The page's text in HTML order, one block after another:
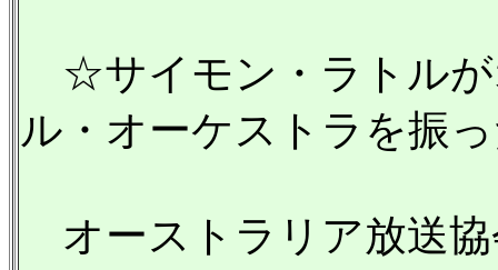
☆サイモン・ラトルが
ル・オーケストラを振
オーストラリア放送